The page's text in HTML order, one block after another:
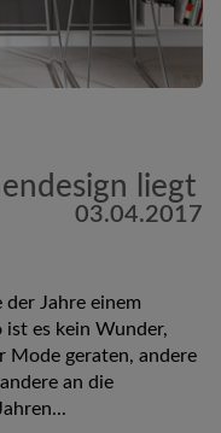
liegt
03.04.2017
Jahre einem
ist es kein Wunder,
Mode geraten, andere
an die